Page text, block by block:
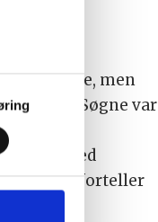
brukes.
innen
for
til Søgne, men
Søgne var
godt med
godt, forteller